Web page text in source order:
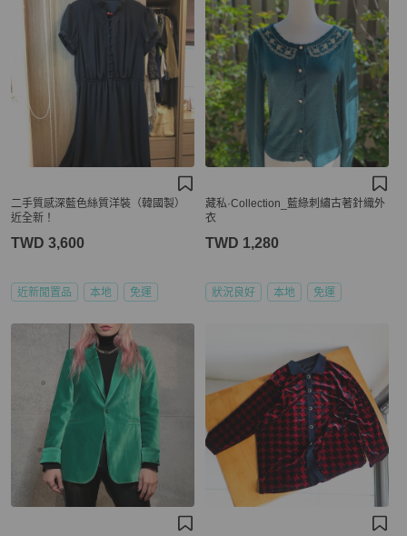
二手質感深藍色絲質洋裝（韓國製）
近全新！
TWD 3,600
近新閒置品 本地 免運
藏私·Collection_藍綠刺繡古著針織外
衣
TWD 1,280
狀況良好 本地 免運